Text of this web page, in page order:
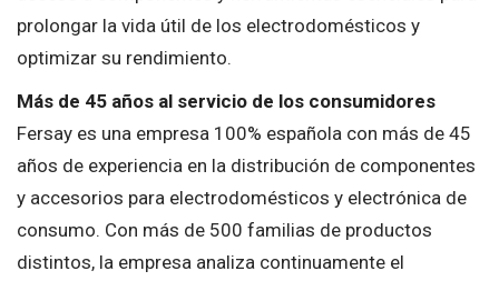
prolongar la vida útil de los electrodomésticos y
optimizar su rendimiento.
Más de 45 años al servicio de los consumidores
Fersay es una empresa 100% española con más de 45
años de experiencia en la distribución de componentes
y accesorios para electrodomésticos y electrónica de
consumo. Con más de 500 familias de productos
distintos, la empresa analiza continuamente el